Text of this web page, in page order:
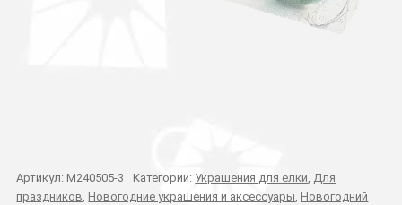
Артикул: M240505-3 Категории: Украшения для елки, Для
праздников, Новогодние украшения и аксессуары, Новогодний